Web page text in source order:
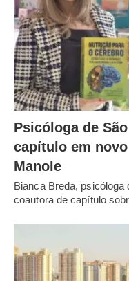
Psicóloga de
capítulo em
Manole
Bianca Breda, psicóloga
coautora de capítulo